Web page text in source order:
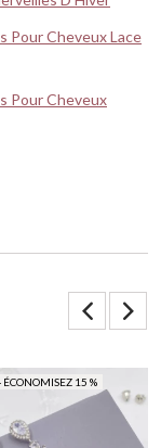
Pour Cheveux Lace
Pour Cheveux
15 %